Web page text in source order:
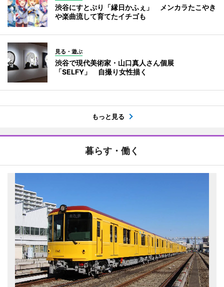
渋谷にすとぷり「縁日かふぇ」 メンカラたこやき
や楽曲流して育てたイチゴも
見る・遊ぶ
渋谷で現代美術家・山口真人さん個展
「SELFY」 自撮り女性描く
もっと見る
暮らす・働く